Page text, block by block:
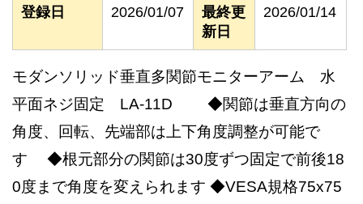
登録日 2026/01/07
最終更
新日
2026/01/14
モダンソリッド垂直多関節モニターアーム 水
平面ネジ固定 LA-11D ◆関節は垂直方向の
角度、回転、先端部は上下角度調整が可能で
す ◆根元部分の関節は30度ずつ固定で前後18
0度まで角度を変えられます ◆VESA規格75x75